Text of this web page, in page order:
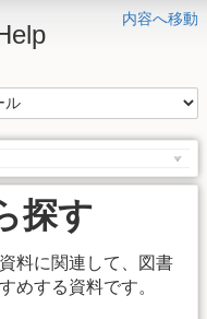
内容へ移動
探す
料に関連して、図書
めする資料です。